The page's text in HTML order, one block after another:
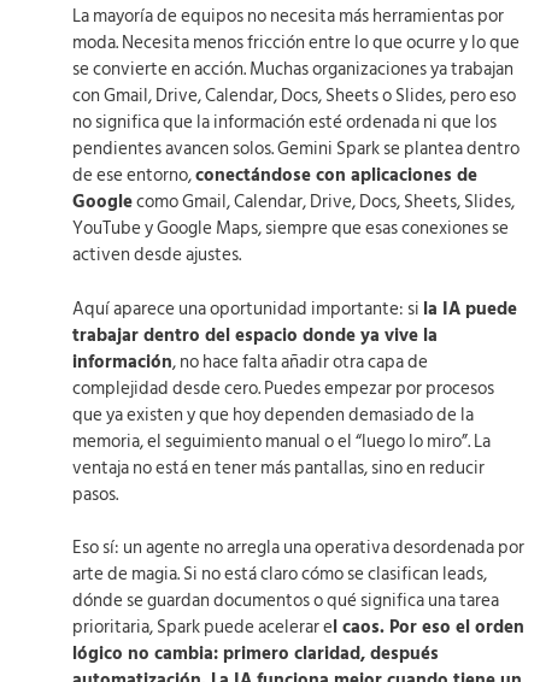
La mayoría de equipos no necesita más herramientas por
moda. Necesita menos fricción entre lo que ocurre y lo que
se convierte en acción. Muchas organizaciones ya trabajan
con Gmail, Drive, Calendar, Docs, Sheets o Slides, pero eso
no significa que la información esté ordenada ni que los
pendientes avancen solos. Gemini Spark se plantea dentro
de ese entorno,conectándose con aplicaciones de
Googlecomo Gmail, Calendar, Drive, Docs, Sheets, Slides,
YouTube y Google Maps, siempre que esas conexiones se
activen desde ajustes.
Aquí aparece una oportunidad importante: si la IA puede
trabajar dentro del espacio donde ya vive la
información, no hace falta añadir otra capa de
complejidad desde cero. Puedes empezar por procesos
que ya existen y que hoy dependen demasiado de la
memoria, el seguimiento manual o el “luego lo miro”. La
ventaja no está en tener más pantallas, sino en reducir
pasos.
Eso sí: un agente no arregla una operativa desordenada por
arte de magia. Si no está claro cómo se clasifican leads,
dónde se guardan documentos o qué significa una tarea
prioritaria, Spark puede acelerar el caos. Por eso el orden
lógico no cambia: primero claridad, después